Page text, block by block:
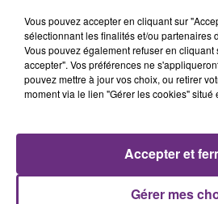
Vous pouvez accepter en cliquant sur
sélectionnant les finalités et/ou partenaires
Vous pouvez également refuser en cliquant
accepter". Vos préférences ne
pouvez mettre à jour vos choix, ou retirer
moment via le lien "Gérer les cookies" situé
Gérer mes
Accepter et